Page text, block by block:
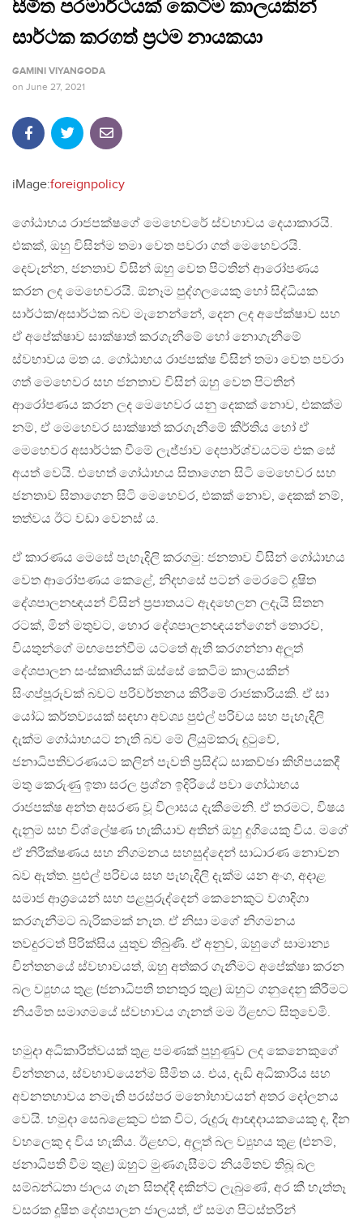
සීමිත පරමාර්ථයක් කෙටිම කාලයකින්
සාර්ථක කරගත් ප්‍රථම නායකයා
GAMINI VIYANGODA
on June 27, 2021
iMage:foreignpolicy
ගෝඨාභය රාජපක්ෂගේ මෙහෙවරේ ස්වභාවය දෙයාකාරයි.
එකක්, ඔහු විසින්ම තමා වෙත පවරා ගත් මෙහෙවරයි.
දෙවැන්න, ජනතාව විසින් ඔහු වෙත පිටතින් ආරෝපණය
කරන ලද මෙහෙවරයි. ඕනෑම පුද්ගලයෙකු හෝ සිද්ධියක
සාර්ථක/අසාර්ථක බව මැනෙන්නේ, දෙන ලද අපේක්ෂාව සහ
ඒ අපේක්ෂාව සාක්ෂාත් කරගැනීමේ හෝ නොගැනීමේ
ස්වභාවය මත ය. ගෝඨාභය රාජපක්ෂ විසින් තමා වෙත පවරා
ගත් මෙහෙවර සහ ජනතාව විසින් ඔහු වෙත පිටතින්
ආරෝපණය කරන ලද මෙහෙවර යනු දෙකක් නොව, එකක්ම
නම්, ඒ මෙහෙවර සාක්ෂාත් කරගැනීමේ කීර්තිය හෝ ඒ
මෙහෙවර අසාර්ථක වීමේ ලැජ්ජාව දෙපාර්ශ්වයටම එක සේ
අයත් වෙයි. එහෙත් ගෝඨාභය සිතාගෙන සිටි මෙහෙවර සහ
ජනතාව සිතාගෙන සිටි මෙහෙවර, එකක් නොව, දෙකක් නම්,
තත්වය ඊට වඩා වෙනස් ය.
ඒ කාරණය මෙසේ පැහැදිලි කරගමු: ජනතාව විසින් ගෝඨාභය
වෙත ආරෝපණය කෙළේ, නිදහසේ පටන් මෙරටේ දූෂිත
දේශපාලනඥයන් විසින් ප්‍රපාතයට ඇදහෙලන ලදැයි සිතන
රටක්, මින් මතුවට, හොර දේශපාලනඥයන්ගෙන් තොරව,
වියතුන්ගේ මඟපෙන්වීම යටතේ ඇති කරගන්නා අලූත්
දේශපාලන සංස්කෘතියක් ඔස්සේ කෙටිම කාලයකින්
සිංගප්පූරුවක් බවට පරිවර්තනය කිරීමේ රාජකාරියකි. ඒ සා
යෝධ කර්තව්‍යයක් සඳහා අවශ්‍ය පුළුල් පරිචය සහ පැහැදිලි
දැක්ම ගෝඨාභයට නැති බව මේ ලියුම්කරු දුටුවේ,
ජනාධිපතිවරණයට කලින් පැවති ප්‍රසිද්ධ සාකච්ඡා කිහිපයකදී
මතු කෙරුණු ඉතා සරල ප්‍රශ්න ඉදිරියේ පවා ගෝඨාභය
රාජපක්ෂ අන්ත අසරණ වූ විලාසය දැකීමෙනි. ඒ තරමට, විෂය
දැනුම සහ විශ්ලේෂණ හැකියාව අතින් ඔහු දුගියෙකු විය. මගේ
ඒ නිරීක්ෂණය සහ නිගමනය සහසුද්දෙන් සාධාරණ නොවන
බව ඇත්ත. පුළුල් පරිචය සහ පැහැදිලි දැක්ම යන අංග, අදාළ
සමාජ ආශ්‍රයෙන් සහ පළපුරුද්දෙන් කෙනෙකුට වගාදිගා
කරගැනීමට බැරිකමක් නැත. ඒ නිසා මගේ නිගමනය
තවදුරටත් පිරික්සිය යුතුව තිබුණි. ඒ අනුව, ඔහුගේ සාමාන්‍ය
චින්තනයේ ස්වභාවයත්, ඔහු අත්කර ගැනීමට අපේක්ෂා කරන
බල ව්‍යුහය තුළ (ජනාධිපති තනතුර තුළ) ඔහුට ගනුදෙනු කිරීමට
නියමිත සමාගමයේ ස්වභාවය ගැනත් මම ඊළඟට සිතුවෙමි.
හමුදා අධිකාරීත්වයක් තුළ පමණක් පුහුණුව ලද කෙනෙකුගේ
චින්තනය, ස්වභාවයෙන්ම සීමිත ය. එය, දැඩි අධිකාරිය සහ
අවනතභාවය නමැති පරස්පර මනෝභාවයන් අතර දෝලනය
වෙයි. හමුදා සෙබළෙකුට එක විට, රුදුරු ආඥදායකයෙකු ද, දීන
වහලෙකු ද විය හැකිය. ඊළඟට, අලූත් බල ව්‍යුහය තුළ (එනම්,
ජනාධිපති වීම තුළ) ඔහුට මුණගැසීමට නියමිතව තිබූ බල
සම්බන්ධතා ජාලය ගැන සිතද්දී දකින්ට ලැබුණේ, අර කී හැත්තෑ
වසරක දූෂිත දේශපාලන ජාලයත්, ඒ සමග පිටස්තරින්